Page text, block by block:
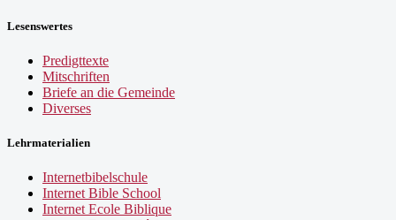
Lesenswertes
Predigttexte
Mitschriften
Briefe an die Gemeinde
Diverses
Lehrmaterialien
Internetbibelschule
Internet Bible School
Internet Ecole Biblique